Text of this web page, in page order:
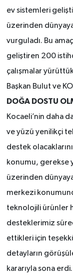
ev sistemleri
üzerinden
vurguladı. Bu
geliştiren 200
çalışmalar
Başkan Bulut ve
DOĞA DOSTU
Kocaeli’nin daha
ve yüzü yenilikçi
destek
konumu, gerekse
üzerinden
merkezi
teknolojili ürünler
desteklerimiz
ettikleri için
detayların
kararıyla sona erdi.